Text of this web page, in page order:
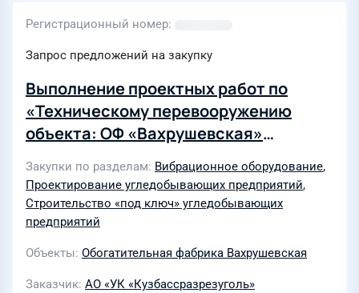
Регистрационный номер
Запрос предложений на закупку
Выполнение проектных работ по
«Техническому перевооружению
объекта: ОФ «Вахрушевская»
«Кузбассразрезуголь»
«Вахрушевский угольный разрез» в
части замены грохота шнекового на
грохот инерционный» в 2026г
Закупки по разделам Вибрационное оборудование,
Проектирование угледобывающих предприятий,
Строительство «под ключ» угледобывающих
предприятий
Объекты Обогатительная фабрика Вахрушевская
Заказчик АО «УК «Кузбассразрезуголь»